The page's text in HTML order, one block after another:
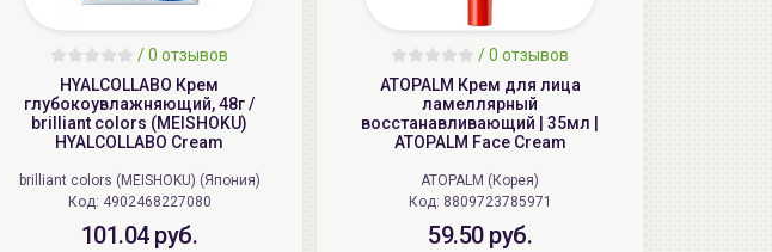
AiliCode Восстанавливающий крем-
пилинг для лица, 50мл
49.95 руб. -50%
/0 отзывов
HYALCOLLABO Крем
глубокоувлажняющий, 48г /
brilliant colors (MEISHOKU)
HYALCOLLABO Cream
brilliant colors (MEISHOKU) (Япония)
Код: 4902468227080
101.04 руб.
/0 отзывов
ATOPALM Крем для лица
ламеллярный
восстанавливающий | 35мл |
ATOPALM Face Cream
ATOPALM (Корея)
Код: 8809723785971
59.50 руб.